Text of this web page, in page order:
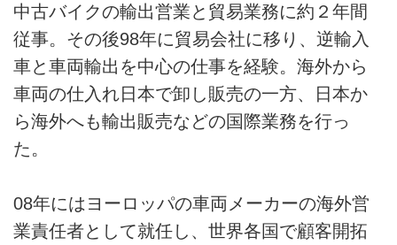
中古バイクの輸出営業と貿易業務に約２年間
従事。その後98年に貿易会社に移り、逆輸入
車と車両輸出を中心の仕事を経験。海外から
車両の仕入れ日本で卸し販売の一方、日本か
ら海外へも輸出販売などの国際業務を行っ
た。
08年にはヨーロッパの車両メーカーの海外営
業責任者として就任し、世界各国で顧客開拓